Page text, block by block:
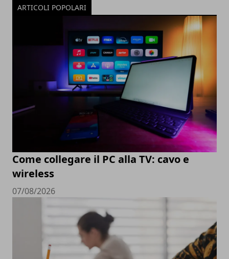
ARTICOLI POPOLARI
Come collegare il PC alla TV: cavo e
wireless
07/08/2026